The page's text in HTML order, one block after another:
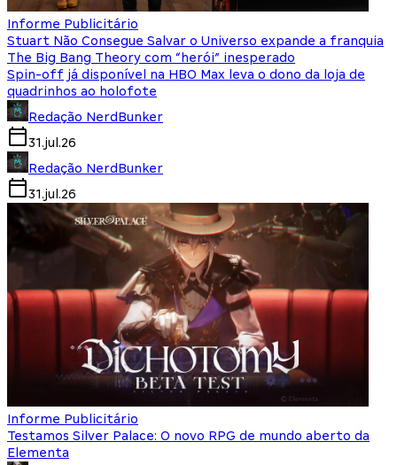
Informe Publicitário
Stuart Não Consegue Salvar o Universo expande a franquia
The Big Bang Theory com “herói” inesperado
Spin-off já disponível na HBO Max leva o dono da loja de
quadrinhos ao holofote
Redação NerdBunker
31.jul.26
Redação NerdBunker
31.jul.26
Informe Publicitário
Testamos Silver Palace: O novo RPG de mundo aberto da
Elementa